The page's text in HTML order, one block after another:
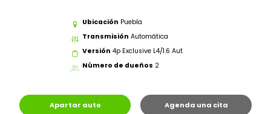
Ubicación Puebla
Transmisión Automática
Versión 4p Exclusive L4/1.6 Aut
Número de dueños 2
Apartar auto Agenda una cita